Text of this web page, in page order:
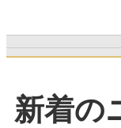
新着の